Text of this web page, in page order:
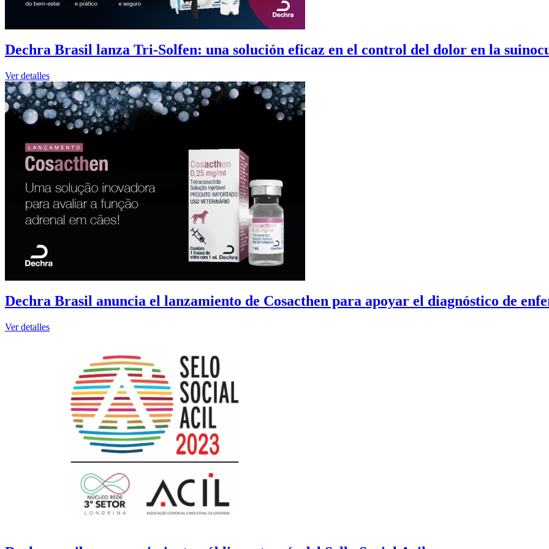
Dechra Brasil lanza Tri-Solfen: una solución eficaz en el control del dolor en la
Ver detalles
Dechra Brasil anuncia el lanzamiento de Cosacthen para apoyar el diagnóstico de
Ver detalles